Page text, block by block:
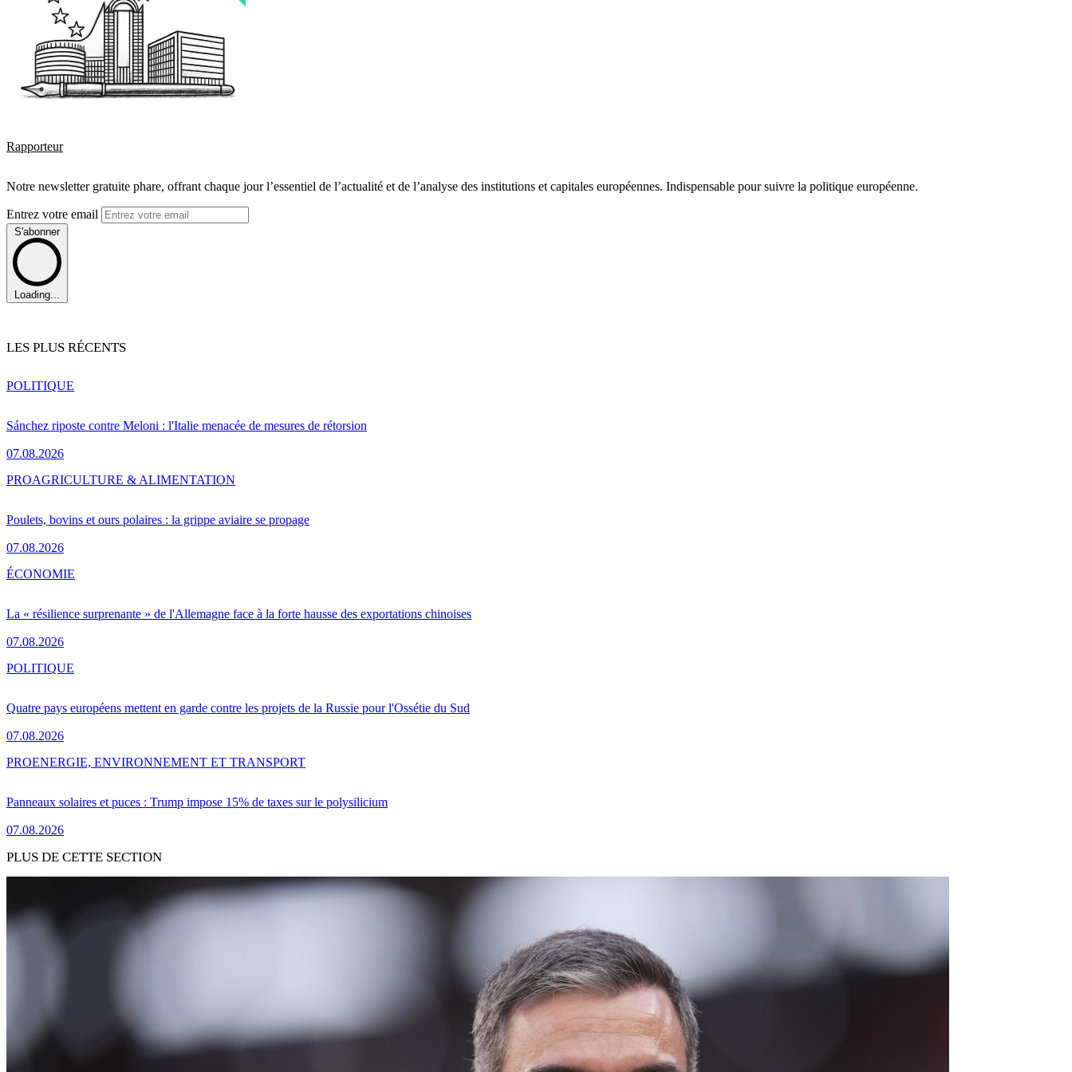
Rapporteur
Notre newsletter gratuite phare, offrant chaque jour l’essentiel de l’actualité et de l’analyse des institutions et capitales européennes. Indispensable pour suivre la politique européenne.
Entrez votre email
S'abonner
Loading...
LES PLUS RÉCENTS
Sánchez riposte contre Meloni : l'Italie menacée de mesures de rétorsion
07.08.2026
POLITIQUE
Poulets, bovins et ours polaires : la grippe aviaire se propage
07.08.2026
PROAGRICULTURE & ALIMENTATION
La « résilience surprenante » de l'Allemagne face à la forte hausse des exportations chinoises
07.08.2026
ÉCONOMIE
Quatre pays européens mettent en garde contre les projets de la Russie pour l'Ossétie du Sud
07.08.2026
POLITIQUE
Panneaux solaires et puces : Trump impose 15% de taxes sur le polysilicium
07.08.2026
PROENERGIE, ENVIRONNEMENT ET TRANSPORT
PLUS DE CETTE SECTION